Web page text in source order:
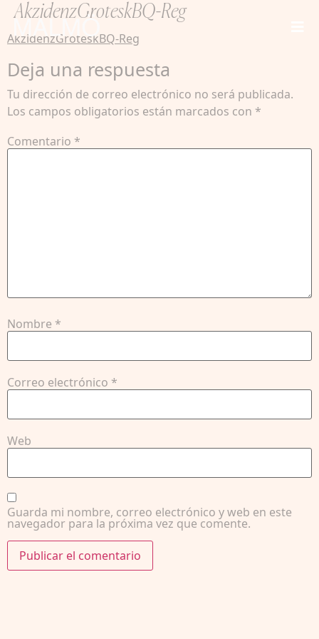
AkzidenzGroteskBQ-Reg
AkzidenzGroteskBQ-Reg
Deja una respuesta
Tu dirección de correo electrónico no será publicada.
Los campos obligatorios están marcados con *
Comentario *
Nombre *
Correo electrónico *
Web
Guarda mi nombre, correo electrónico y web en este
navegador para la próxima vez que comente.